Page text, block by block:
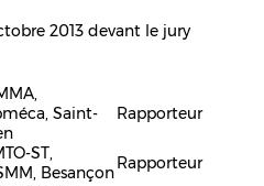
2013 devant le jury
Saint-
Rapporteur
ST,
BesançonRapporteur